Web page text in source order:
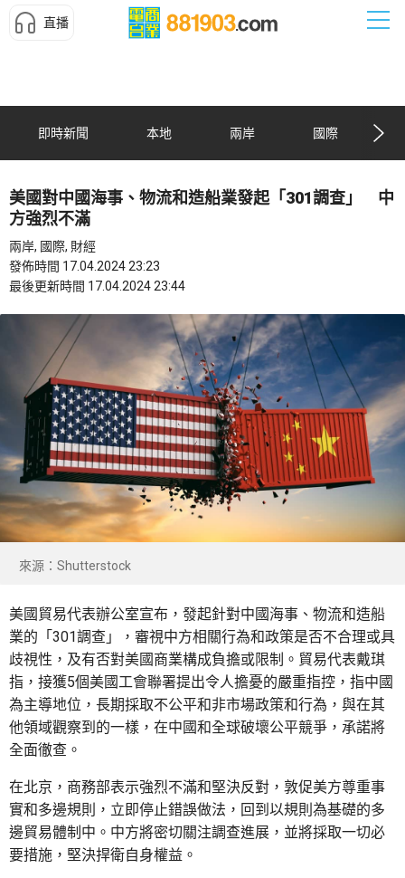
直播
即時新聞 本地 兩岸 國際
美國對中國海事、物流和造船業發起「301調查」 中
方強烈不滿
兩岸, 國際, 財經
發佈時間 17.04.2024 23:23
最後更新時間 17.04.2024 23:44
來源：Shutterstock
美國貿易代表辦公室宣布，發起針對中國海事、物流和造船
業的「301調查」，審視中方相關行為和政策是否不合理或具
歧視性，及有否對美國商業構成負擔或限制。貿易代表戴琪
指，接獲5個美國工會聯署提出令人擔憂的嚴重指控，指中國
為主導地位，長期採取不公平和非市場政策和行為，與在其
他領域觀察到的一樣，在中國和全球破壞公平競爭，承諾將
全面徹查。
在北京，商務部表示強烈不滿和堅決反對，敦促美方尊重事
實和多邊規則，立即停止錯誤做法，回到以規則為基礎的多
邊貿易體制中。中方將密切關注調查進展，並將採取一切必
要措施，堅決捍衛自身權益。